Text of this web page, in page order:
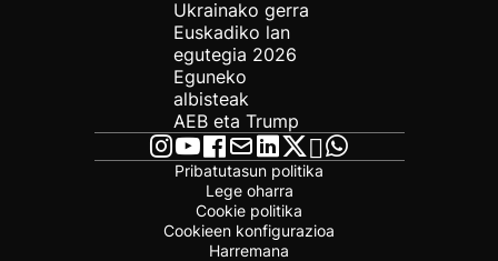
Ukrainako gerra
Euskadiko lan
egutegia 2026
Eguneko
albisteak
AEB eta Trump
Pribatutasun politika
Lege oharra
Cookie politika
Cookieen konfigurazioa
Harremana